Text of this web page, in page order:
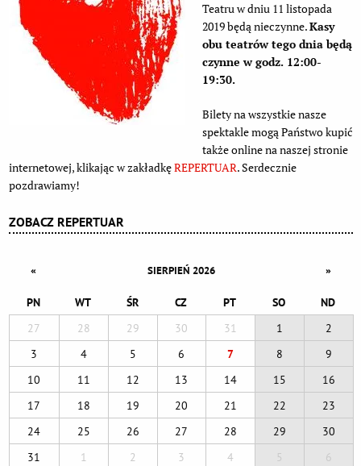
ZOBACZ REPERTUAR
« SIERPIEŃ 2026 »
PN WT ŚR CZ PT SO
ND
27
28 29 30 31 1
2
3
4 5 6 7 8
9
10
11 12 13 14 15
16
17
18 19 20 21 22
23
24
25 26 27 28 29
30
31
1 2 3 4 5 6
Teatru w dniu 11 listopada
2019 będą nieczynne.Kasy
obu teatrów tego dnia będą
czynne w godz. 12:00-
19:30.
Bilety na wszystkie nasze
spektakle mogą Państwo kupić
także online na naszej stronie
internetowej, klikając w zakładkęREPERTUAR. Serdecznie
pozdrawiamy!